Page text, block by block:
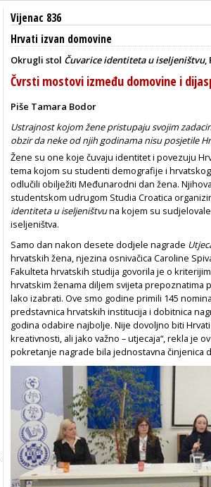
Vijenac 836
Hrvati izvan domovine
Okrugli stol Čuvarice identiteta u iseljeništvu,
Čvrsti mostovi između domovine i
Piše Tamara Bodor
Ustrajnost kojom žene pristupaju svojim
obzir da neke od njih godinama nisu posjetile
Žene su one koje čuvaju identitet i povezuju
tema kojom su studenti demografije i
odlučili obilježiti Međunarodni dan žena.
studentskom udrugom Studia Croatica
identiteta u iseljeništvuna kojem su
iseljeništva.
Samo dan nakon desete dodjele nagrade
hrvatskih žena, njezina osnivačica Caroline
Fakulteta hrvatskih studija govorila je o
hrvatskim ženama diljem svijeta prepoznatima
lako izabrati. Ove smo godine primili 145
predstavnica hrvatskih institucija i dobitnica
godina odabire najbolje. Nije dovoljno biti
kreativnosti, ali jako važno – utjecaja“, rekla je
pokretanje nagrade bila jednostavna činjenica